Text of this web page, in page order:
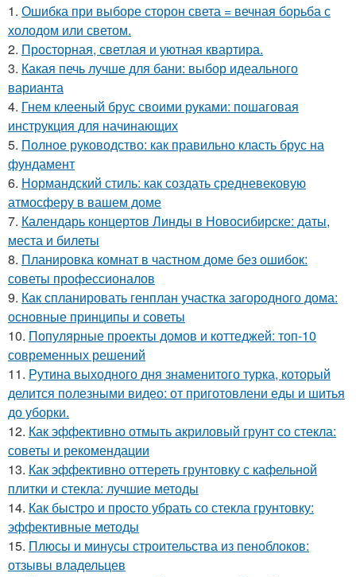
1. Ошибка при выборе сторон света = вечная борьба с
холодом или светом.
2. Просторная, светлая и уютная квартира.
3. Какая печь лучше для бани: выбор идеального
варианта
4. Гнем клееный брус своими руками: пошаговая
инструкция для начинающих
5. Полное руководство: как правильно класть брус на
фундамент
6. Нормандский стиль: как создать средневековую
атмосферу в вашем доме
7. Календарь концертов Линды в Новосибирске: даты,
места и билеты
8. Планировка комнат в частном доме без ошибок:
советы профессионалов
9. Как спланировать генплан участка загородного дома:
основные принципы и советы
10. Популярные проекты домов и коттеджей: топ-10
современных решений
11. Рутина выходного дня знаменитого турка, который
делится полезными видео: от приготовлени еды и шитья
до уборки.
12. Как эффективно отмыть акриловый грунт со стекла:
советы и рекомендации
13. Как эффективно оттереть грунтовку с кафельной
плитки и стекла: лучшие методы
14. Как быстро и просто убрать со стекла грунтовку:
эффективные методы
15. Плюсы и минусы строительства из пеноблоков:
отзывы владельцев